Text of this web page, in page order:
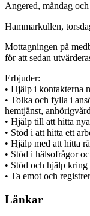
Angered, måndag
Hammarkullen,
Mottagningen på
för att sedan
Erbjuder:
• Hjälp i kontakterna
• Tolka och fylla i
hemtjänst,
• Hjälp till att hitta
• Stöd i att hitta ett
• Hjälp med att hitta
• Stöd i hälsofrågor
• Stöd och hjälp
• Ta emot och
Länkar